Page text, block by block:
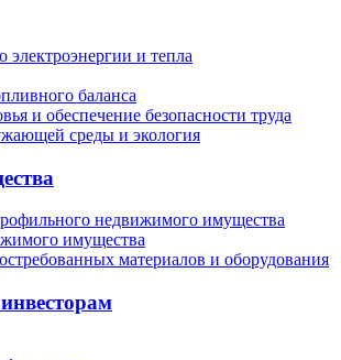
электроэнергии и тепла
баланса
и обеспечение безопасности труда
среды и экология
недвижимого имущества
имущества
материалов и оборудования